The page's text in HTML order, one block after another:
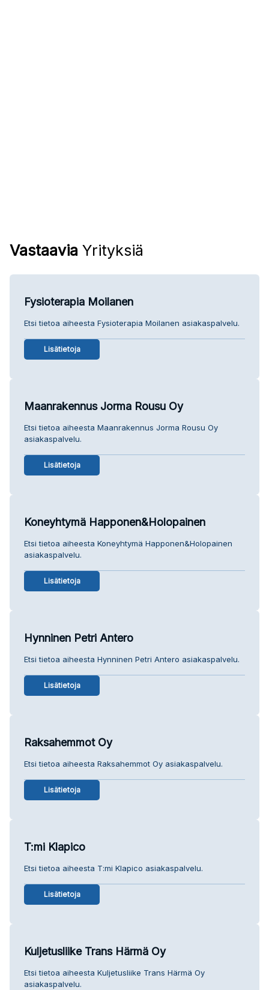
Vastaavia Yrityksiä
Fysioterapia Moilanen
Etsi tietoa aiheesta Fysioterapia Moilanen asiakaspalvelu.
Lisätietoja
Maanrakennus Jorma Rousu Oy
Etsi tietoa aiheesta Maanrakennus Jorma Rousu Oy
asiakaspalvelu.
Lisätietoja
Koneyhtymä Happonen&Holopainen
Etsi tietoa aiheesta Koneyhtymä Happonen&Holopainen
asiakaspalvelu.
Lisätietoja
Hynninen Petri Antero
Etsi tietoa aiheesta Hynninen Petri Antero asiakaspalvelu.
Lisätietoja
Raksahemmot Oy
Etsi tietoa aiheesta Raksahemmot Oy asiakaspalvelu.
Lisätietoja
T:mi Klapico
Etsi tietoa aiheesta T:mi Klapico asiakaspalvelu.
Lisätietoja
Kuljetusliike Trans Härmä Oy
Etsi tietoa aiheesta Kuljetusliike Trans Härmä Oy
asiakaspalvelu.